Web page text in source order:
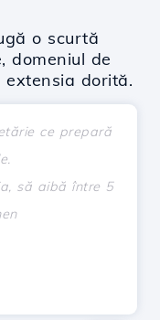
o scurtă
domeniul de
dorită.